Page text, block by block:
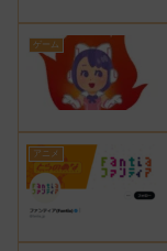
ゲーム
アニメ